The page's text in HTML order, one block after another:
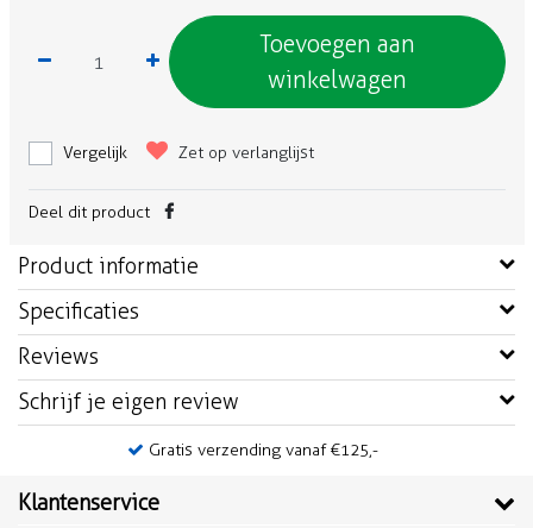
Toevoegen aan
winkelwagen
Vergelijk Zet op verlanglijst
Deel dit product
Product informatie
Specificaties
Reviews
Schrijf je eigen review
Gratis verzending vanaf €125,-
Klantenservice